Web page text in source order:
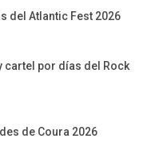
del Atlantic Fest 2026
cartel por días del Rock
de Coura 2026